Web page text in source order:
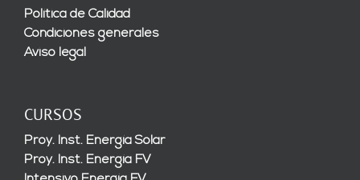
Política de Calidad
Condiciones generales
Aviso legal
CURSOS
Proy. Inst. Energía Solar
Proy. Inst. Energía FV